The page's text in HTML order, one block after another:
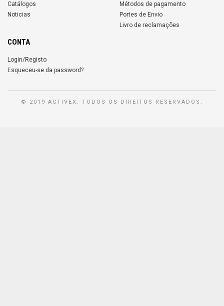
Catálogos
Noticias
Métodos de pagamento
Portes de Envio
Livro de reclamações
CONTA
Login/Registo
Esqueceu-se da password?
© 2019 ACTIVEX. TODOS OS DIREITOS RESERVADOS.